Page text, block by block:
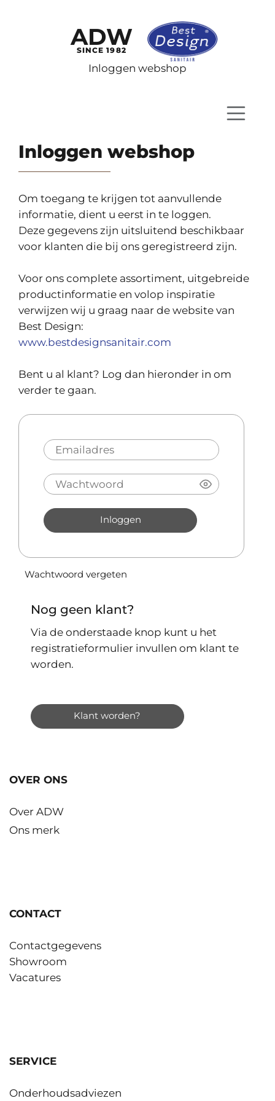
ADW
SINCE 1982
Inloggen webshop
Inloggen webshop
Om toegang te krijgen tot aanvullende
informatie, dient u eerst in te loggen.
Deze gegevens zijn uitsluitend beschikbaar
voor klanten die bij ons geregistreerd zijn.
Voor ons complete assortiment, uitgebreide
productinformatie en volop inspiratie
verwijzen wij u graag naar de website van
Best Design:
www.bestdesignsanitair.com
Bent u al klant? Log dan hieronder in om
verder te gaan.
Inloggen
Wachtwoord vergeten
Nog geen klant?
Via de onderstaade knop kunt u het
registratieformulier invullen om klant te
worden.
Klant worden?
OVER ONS
Over ADW
Ons merk
CONTACT
Contactgegevens
Showroom
Vacatures
SERVICE
Onderhoudsadviezen